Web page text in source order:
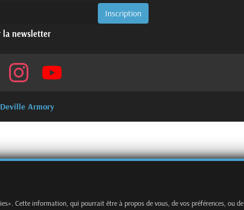
la newsletter
Deville Armory
Cette information, qui pourrait être à propos de vous, de vos préférences, ou de